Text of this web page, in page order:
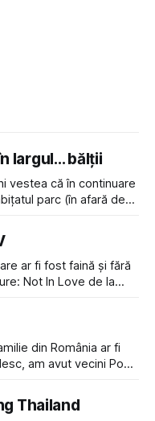
largul... bălții
vestea că în continuare
parc (în afară de
trece prin zonă). Am
ar fi fost faină și fără
Not In Love de la
duo era cam
din România ar fi
am avut vecini Popa
de popă că ar
Thailand